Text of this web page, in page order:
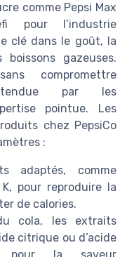
comme Pepsi Max
pour l’industrie
clé dans le goût, la
gazeuses.
compromettre
par les
pointue. Les
chez PepsiCo
:
adaptés, comme
K, pour reproduire la
de calories.
cola, les extraits
citrique ou d’acide